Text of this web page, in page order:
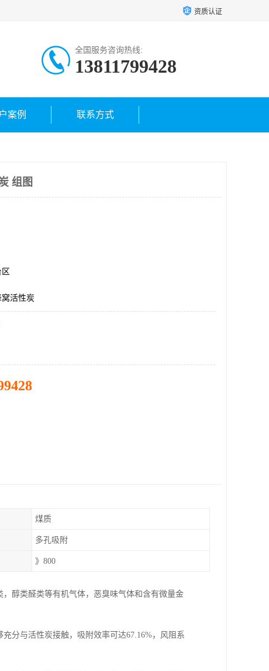
资质认证
全国服务咨询热线:
13811799428
案例 联系方式
组图
区
活性炭
煤质
多孔吸附
》800
醇类醛类等有机气体，恶臭味气体和含有微量金
分与活性炭接触，吸附效率可达67.16%，风阻系